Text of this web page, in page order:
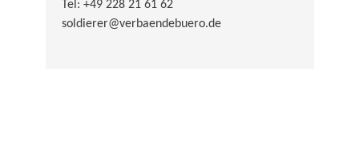
Tel: +49 228 21 61 62
soldierer@verbaendebuero.de